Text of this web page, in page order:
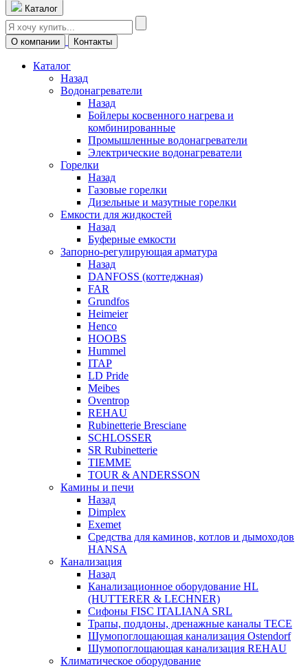
Каталог
О компании Контакты
Каталог
Назад
Водонагреватели
Назад
Бойлеры косвенного нагрева и
комбинированные
Промышленные водонагреватели
Электрические водонагреватели
Горелки
Назад
Газовые горелки
Дизельные и мазутные горелки
Емкости для жидкостей
Назад
Буферные емкости
Запорно-регулирующая арматура
Назад
DANFOSS (коттеджная)
FAR
Grundfos
Heimeier
Henco
HOOBS
Hummel
ITAP
LD Pride
Meibes
Oventrop
REHAU
Rubinetterie Bresciane
SCHLOSSER
SR Rubinetterie
TIEMME
TOUR & ANDERSSON
Камины и печи
Назад
Dimplex
Exemet
Средства для каминов, котлов и дымоходов
HANSA
Канализация
Назад
Канализационное оборудование HL
(HUTTERER & LECHNER)
Сифоны FISC ITALIANA SRL
Трапы, поддоны, дренажные каналы TECE
Шумопоглощающая канализация Ostendorf
Шумопоглощающая канализация REHAU
Климатическое оборудование